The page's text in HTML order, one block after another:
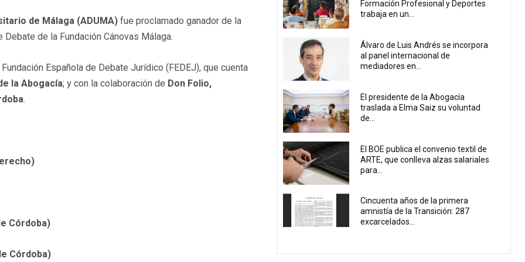
de Málaga (ADUMA) fue proclamado ganador de la
de la Fundación Cánovas Málaga.
Española de Debate Jurídico (FEDEJ), que cuenta
la Abogacía; y con la colaboración de Don Folio,
.
)
Córdoba)
Córdoba)
Formación Profesional y Deportes
trabaja en un...
Álvaro de Luis Andrés se incorpora
al panel internacional de
mediadores en...
El presidente de la Abogacía
traslada a Elma Saiz su voluntad
de...
El BOE publica el convenio textil de
ARTE, que conlleva alzas salariales
para...
Cincuenta años de la primera
amnistía de la Transición: 287
excarcelados...